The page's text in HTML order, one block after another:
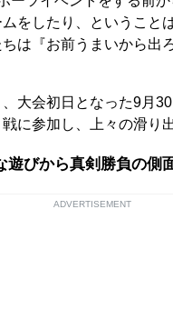
をしたり、ということ
は『お前うまいから出
大会初日となった9月30
に参加し、上々の滑り
遊びから真剣勝負の側
ADVERTISEMENT